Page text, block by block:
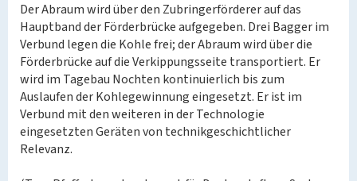
Der Abraum wird über den Zubringerförderer auf das
Hauptband der Förderbrücke aufgegeben. Drei Bagger im
Verbund legen die Kohle frei; der Abraum wird über die
Förderbrücke auf die Verkippungsseite transportiert. Er
wird im Tagebau Nochten kontinuierlich bis zum
Auslaufen der Kohlegewinnung eingesetzt. Er ist im
Verbund mit den weiteren in der Technologie
eingesetzten Geräten von technikgeschichtlicher
Relevanz.